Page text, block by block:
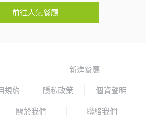
前往人氣餐廳
新進餐廳
規約 隱私政策 個資聲明
關於我們 聯絡我們